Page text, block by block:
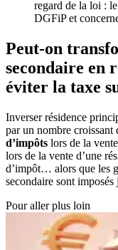
regard de la loi :
DGFiP et
Peut-on
secondaire en
éviter la taxe
Inverser résidence
par un nombre
d’impôts lors de la
lors de la vente d’une
d’impôt… alors que les
secondaire sont imposés
Pour aller plus loin